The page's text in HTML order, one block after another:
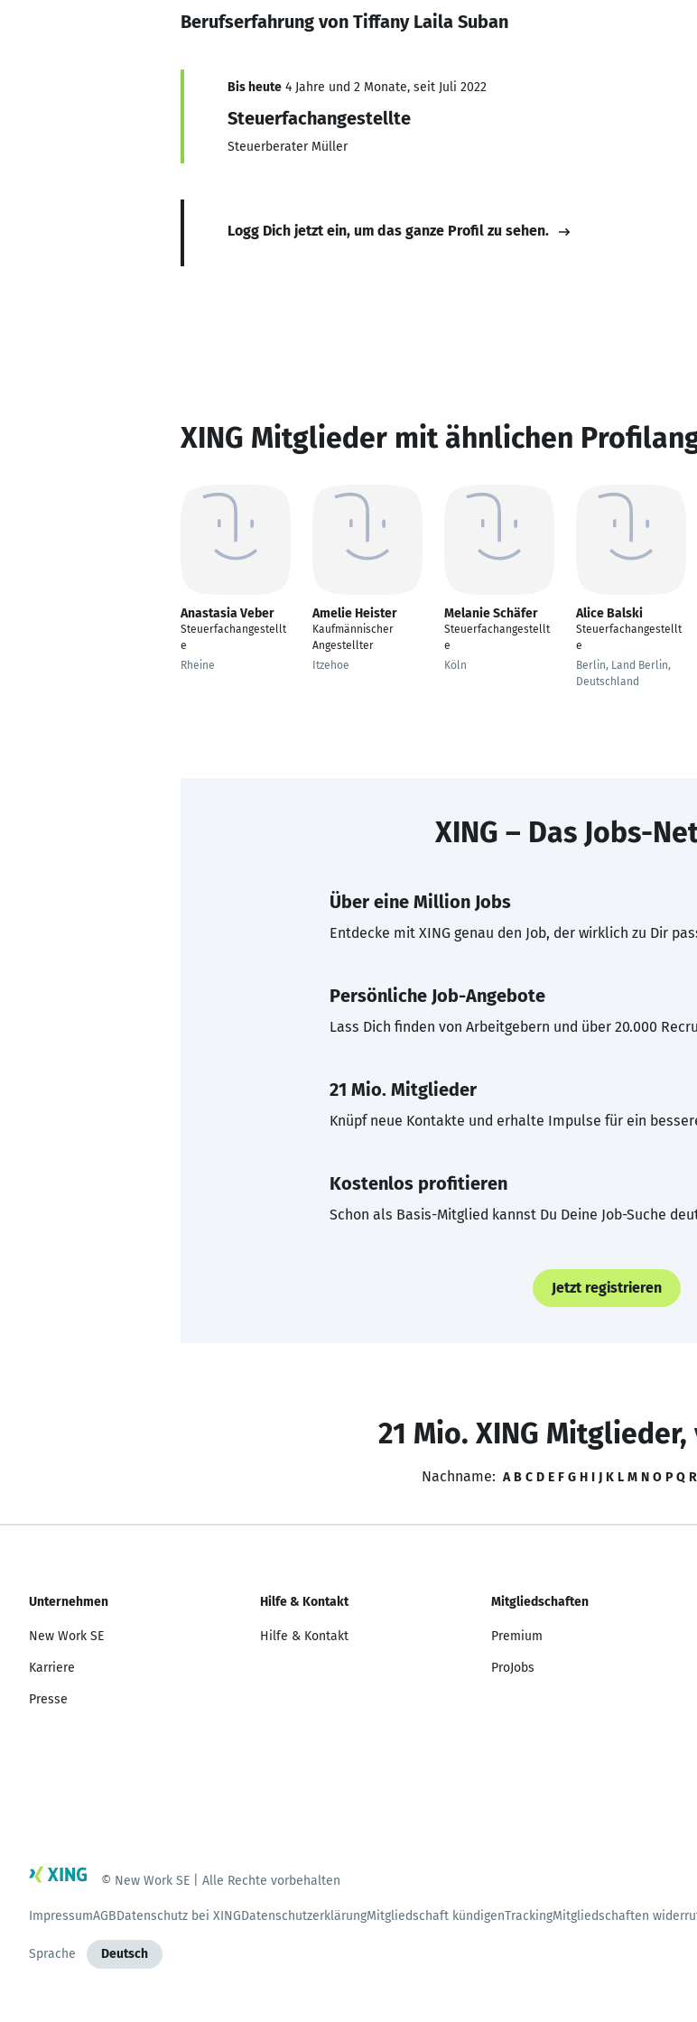
Berufserfahrung von Tiffany Laila Suban
Bis heute 4 Jahre und 2 Monate, seit Juli 2022
Steuerfachangestellte
Steuerberater Müller
Logg Dich jetzt ein, um das ganze Profil zu sehen.
XING Mitglieder mit ähnlichen
Anastasia Veber
Steuerfachangestellt
e
Rheine
Amelie Heister
Kaufmännischer
Angestellter
Itzehoe
Melanie Schäfer
Steuerfachangestellt
e
Köln
Alice Balski
Steuerfachangestellt
e
Berlin, Land Berlin,
Deutschland
XING – Das Jobs-
Über eine Million Jobs
Entdecke mit XING genau den Job, der wirklich zu Dir
Persönliche Job-Angebote
Lass Dich finden von Arbeitgebern und über 20.000
21 Mio. Mitglieder
Knüpf neue Kontakte und erhalte Impulse für ein
Kostenlos profitieren
Schon als Basis-Mitglied kannst Du Deine Job-Suche
Jetzt registrieren
21 Mio. XING Mitglieder,
Nachname: A B C D E F G H I J K L M N O P Q R
Unternehmen
New Work SE
Karriere
Presse
Hilfe & Kontakt
Hilfe & Kontakt
Mitgliedschaften
Premium
ProJobs
© New Work SE | Alle Rechte vorbehalten
ImpressumAGBDatenschutz bei XINGDatenschutzerklärungMitgliedschaft kündigenTrackingMitgliedschaften
Sprache Deutsch